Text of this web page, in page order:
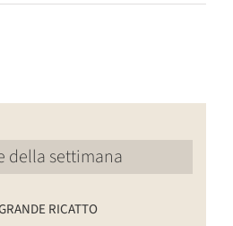
della settimana
RICATTO